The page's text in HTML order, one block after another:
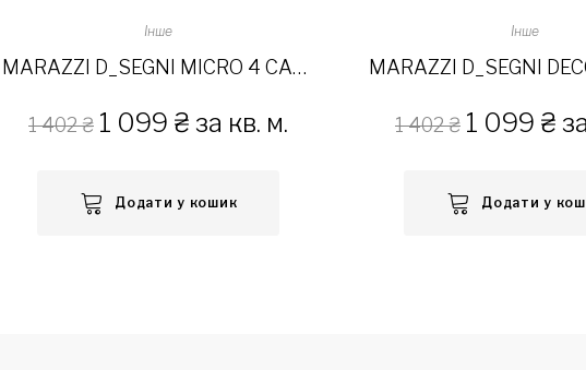
Інше
MARAZZI D_SEGNI MICRO 4 CALDI 20×20
1 402₴ 1 099 ₴ за кв. м.
Додати у кошик
Інше
1 402₴ 1 099 ₴
Додати у